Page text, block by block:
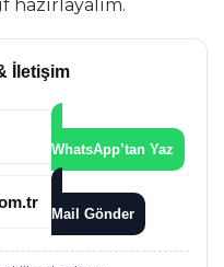
hazırlayalım.
İletişim
WhatsApp’tan Yaz
Mail Gönder